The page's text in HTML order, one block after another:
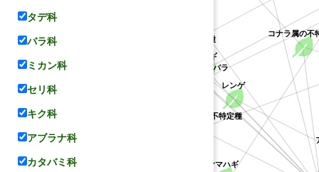
ヤマハギ
レンゲ
サルトリイバラ
ケハギ
クソカズラ属の不特定種
キジョラン属の不特定種
コナラ属の不
タデ科
バラ科
ミカン科
セリ科
キク科
アブラナ科
カタバミ科